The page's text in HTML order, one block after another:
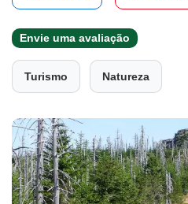
Envie uma avaliação
Turismo Natureza